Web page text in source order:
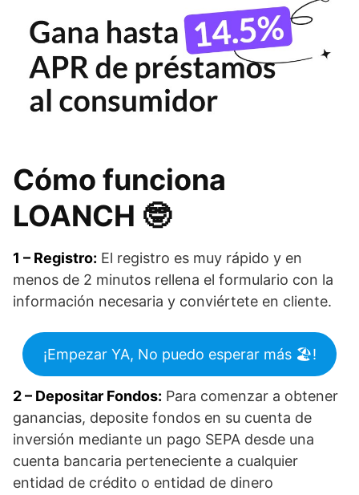
Cómo funciona
LOANCH 🤓​
1 – Registro: El registro es muy rápido y en
menos de 2 minutos rellena el formulario con la
información necesaria y conviértete en cliente.
¡Empezar YA, No puedo esperar más 🏖️​!
2 – Depositar Fondos: Para comenzar a obtener
ganancias, deposite fondos en su cuenta de
inversión mediante un pago SEPA desde una
cuenta bancaria perteneciente a cualquier
entidad de crédito o entidad de dinero